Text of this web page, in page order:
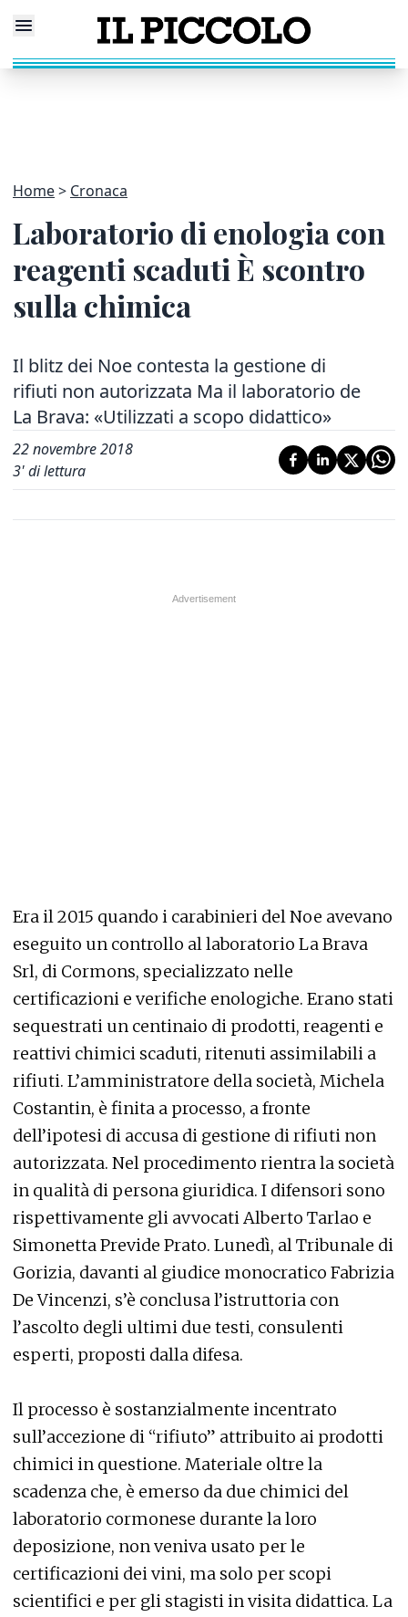
Home Cronaca
Laboratorio di enologia con
reagenti scaduti È scontro
sulla chimica
Il blitz dei Noe contesta la gestione di
rifiuti non autorizzata Ma il laboratorio de
La Brava: «Utilizzati a scopo didattico»
22 novembre 2018
3' di lettura
Era il 2015 quando i carabinieri del Noe avevano
eseguito un controllo al laboratorio La Brava
Srl, di Cormons, specializzato nelle
certificazioni e verifiche enologiche. Erano stati
sequestrati un centinaio di prodotti, reagenti e
reattivi chimici scaduti, ritenuti assimilabili a
rifiuti. L’amministratore della società, Michela
Costantin, è finita a processo, a fronte
dell’ipotesi di accusa di gestione di rifiuti non
autorizzata. Nel procedimento rientra la società
in qualità di persona giuridica. I difensori sono
rispettivamente gli avvocati Alberto Tarlao e
Simonetta Previde Prato. Lunedì, al Tribunale di
Gorizia, davanti al giudice monocratico Fabrizia
De Vincenzi, s’è conclusa l’istruttoria con
l’ascolto degli ultimi due testi, consulenti
esperti, proposti dalla difesa.
Il processo è sostanzialmente incentrato
sull’accezione di “rifiuto” attribuito ai prodotti
chimici in questione. Materiale oltre la
scadenza che, è emerso da due chimici del
laboratorio cormonese durante la loro
deposizione, non veniva usato per le
certificazioni dei vini, ma solo per scopi
scientifici e per gli stagisti in visita didattica. La